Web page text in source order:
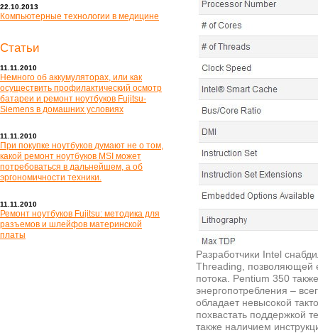
Разработчики Intel
Threading, позволяющей
потока. Pentium 350
энергопотребления –
обладает невысокой
похвастать поддержкой
также наличием
22.10.2013
Компьютерные технологии в медицине
Статьи
11.11.2010
Немного об аккумуляторах, или как
осуществить профилактический осмотр
батареи и ремонт ноутбуков Fujitsu-
Siemens в домашних условиях
11.11.2010
При покупке ноутбуков думают не о том,
какой ремонт ноутбуков MSI может
потребоваться в дальнейшем, а об
эргономичности техники.
11.11.2010
Ремонт ноутбуков Fujitsu: методика для
разъемов и шлейфов материнской
платы